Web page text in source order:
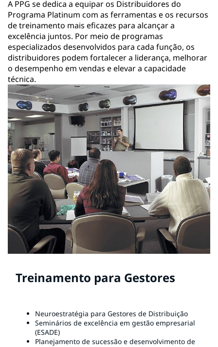
A PPG se dedica a equipar os Distribuidores do
Programa Platinum com as ferramentas e os recursos
de treinamento mais eficazes para alcançar a
excelência juntos. Por meio de programas
especializados desenvolvidos para cada função, os
distribuidores podem fortalecer a liderança, melhorar
o desempenho em vendas e elevar a capacidade
técnica.
Treinamento para Gestores
Neuroestratégia para Gestores de Distribuição
Seminários de excelência em gestão empresarial
(ESADE)
Planejamento de sucessão e desenvolvimento de